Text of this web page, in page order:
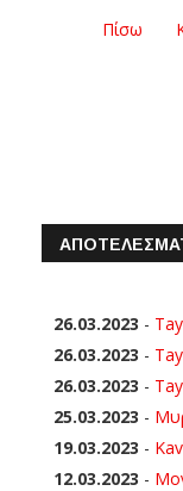
Πίσω
26.03.2023 -
26.03.2023 -
26.03.2023 -
25.03.2023 -
19.03.2023 -
12.03.2023 -